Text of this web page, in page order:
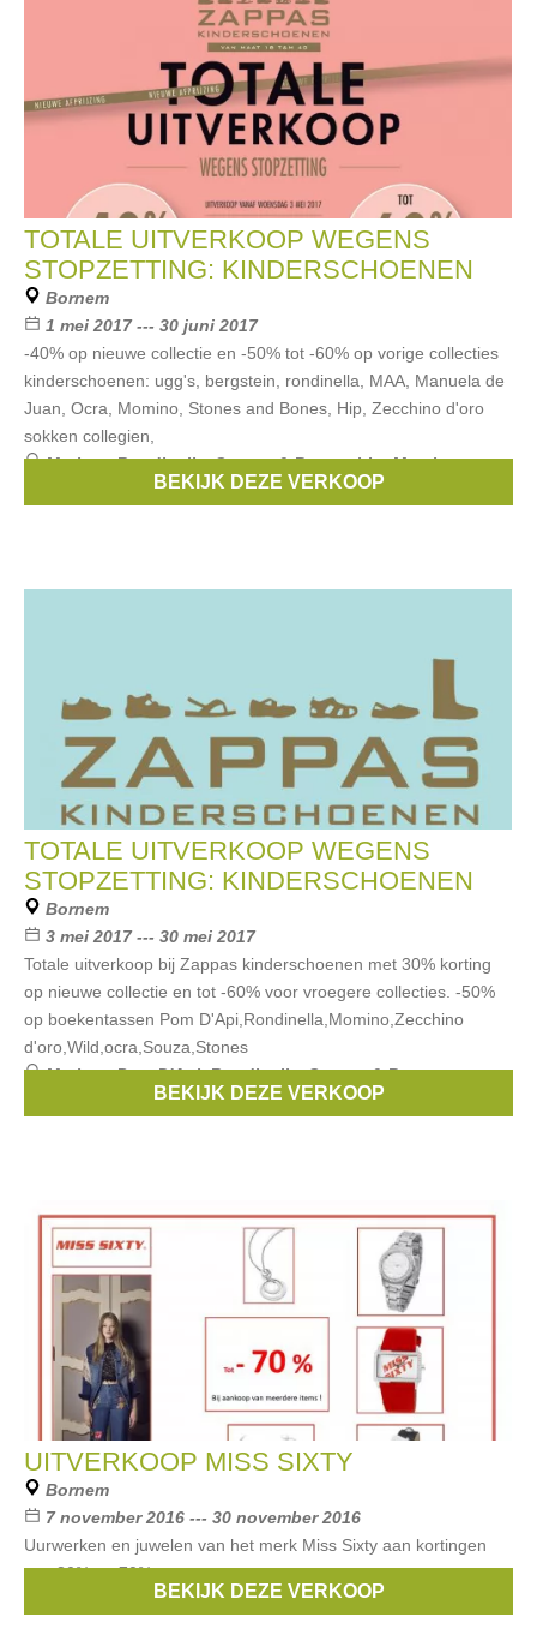
TOTALE UITVERKOOP WEGENS
STOPZETTING: KINDERSCHOENEN
Bornem
1 mei 2017 --- 30 juni 2017
-40% op nieuwe collectie en -50% tot -60% op vorige collecties
kinderschoenen: ugg's, bergstein, rondinella, MAA, Manuela de
Juan, Ocra, Momino, Stones and Bones, Hip, Zecchino d'oro
sokken collegien,
Merken:Rondinella,Stones & Bones,hip,Momino,
, ...
BEKIJK DEZE VERKOOP
TOTALE UITVERKOOP WEGENS
STOPZETTING: KINDERSCHOENEN
Bornem
3 mei 2017 --- 30 mei 2017
Totale uitverkoop bij Zappas kinderschoenen met 30% korting
op nieuwe collectie en tot -60% voor vroegere collecties. -50%
op boekentassen Pom D'Api,Rondinella,Momino,Zecchino
d'oro,Wild,ocra,Souza,Stones
Merken:Pom D'Api,Rondinella,Stones & Bones,
Zecchino d'oro, ...
BEKIJK DEZE VERKOOP
UITVERKOOP MISS SIXTY
Bornem
7 november 2016 --- 30 november 2016
Uurwerken en juwelen van het merk Miss Sixty aan kortingen
van 30% tot 70%
Miss Sixty
BEKIJK DEZE VERKOOP